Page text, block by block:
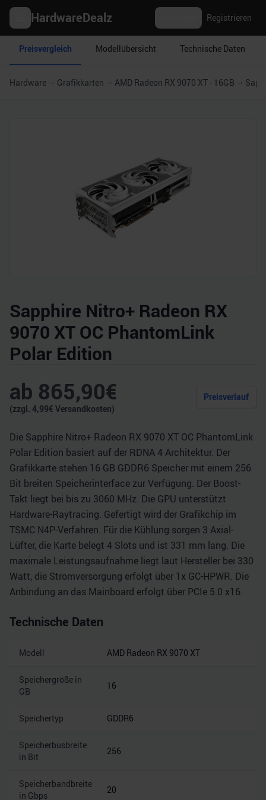
HardwareDealz Registrieren
Preisvergleich Modellübersicht Technische Daten
Hardware Grafikkarten AMD Radeon RX 9070 XT - 16GB
Sapphire Nitro+ Radeon RX
9070 XT OC PhantomLink
Polar Edition
ab 865,90€
(zzgl. 4,99€ Versandkosten)
Preisverlauf
Die Sapphire Nitro+ Radeon RX 9070 XT OC PhantomLink
Polar Edition basiert auf der RDNA 4 Architektur. Der
Grafikkarte stehen 16 GB GDDR6 Speicher mit einem 256
Bit breiten Speicherinterface zur Verfügung. Der Boost-
Takt liegt bei bis zu 3060 MHz. Die GPU unterstützt
Hardware-Raytracing. Gefertigt wird der Grafikchip im
TSMC N4P-Verfahren. Für die Kühlung sorgen 3 Axial-
Lüfter, die Karte belegt 4 Slots und ist 331 mm lang. Die
maximale Leistungsaufnahme liegt laut Hersteller bei 330
Watt, die Stromversorgung erfolgt über 1x GC-HPWR. Die
Anbindung an das Mainboard erfolgt über PCIe 5.0 x16.
Technische Daten
Modell AMD Radeon RX 9070 XT
Speichergröße in
GB
16
Speichertyp GDDR6
Speicherbusbreite
in Bit
256
Speicherbandbreite
in Gbps
20